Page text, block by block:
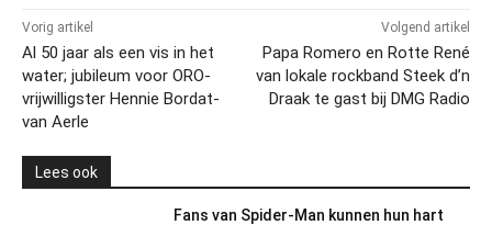
Vorig artikel
Al 50 jaar als een vis in het
water; jubileum voor ORO-
vrijwilligster Hennie Bordat-
van Aerle
Volgend artikel
Papa Romero en Rotte René
van lokale rockband Steek d’n
Draak te gast bij DMG Radio
Lees ook
Fans van Spider-Man kunnen hun hart